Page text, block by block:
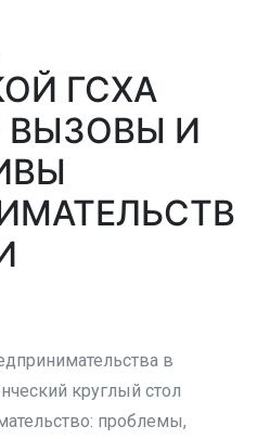
ГСХА
ВЫЗОВЫ И
в
круглый стол
проблемы,